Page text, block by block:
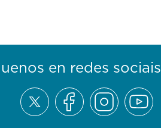
en redes sociais